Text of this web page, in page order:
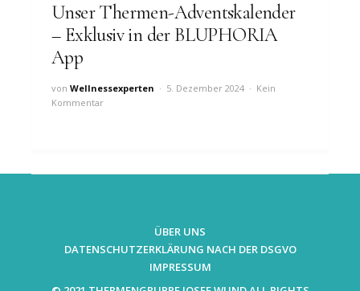
Unser Thermen-Adventskalender
– Exklusiv in der BLUPHORIA
App
von Wellnessexperten 5. Dezember 2024
Kein
Kommentar
ÜBER UNS
DATENSCHUTZERKLÄRUNG NACH DER DSGVO
IMPRESSUM